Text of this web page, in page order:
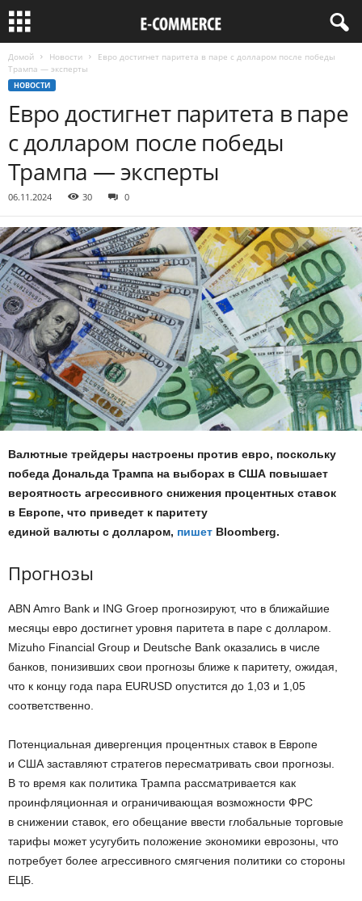
Домой Новости
Евро достигнет паритета в паре с долларом после победы
Трампа — эксперты
НОВОСТИ
Евро достигнет паритета в паре
с долларом после победы
Трампа — эксперты
06.11.2024 30 0
Валютные трейдеры настроены против евро, поскольку
победа Дональда Трампа на выборах в США повышает
вероятность агрессивного снижения процентных ставок
в Европе, что приведет к паритету
единой валюты с долларом, пишет Bloomberg.
Прогнозы
ABN Amro Bank и ING Groep прогнозируют, что в ближайшие
месяцы евро достигнет уровня паритета в паре с долларом.
Mizuho Financial Group и Deutsche Bank оказались в числе
банков, понизивших свои прогнозы ближе к паритету, ожидая,
что к концу года пара EURUSD опустится до 1,03 и 1,05
соответственно.
Потенциальная дивергенция процентных ставок в Европе
и США заставляют стратегов пересматривать свои прогнозы.
В то время как политика Трампа рассматривается как
проинфляционная и ограничивающая возможности ФРС
в снижении ставок, его обещание ввести глобальные торговые
тарифы может усугубить положение экономики еврозоны, что
потребует более агрессивного смягчения политики со стороны
ЕЦБ.